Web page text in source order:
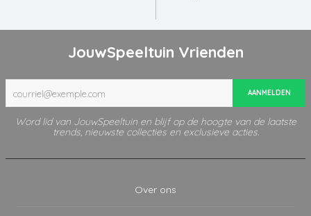
JouwSpeeltuin Vrienden
AANMELDEN
Word lid van JouwSpeeltuin en blijf op de hoogte van de laatste
trends, nieuwste collecties en exclusieve acties.
Over ons